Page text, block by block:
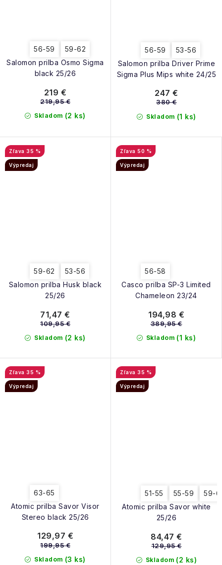
Salomon prilba Osmo Sigma
black 25/26
56-59 59-62
Skladom (2 ks)
219 €
219,95 €
Salomon prilba Driver Prime
Sigma Plus Mips white 24/25
56-59 53-56
Skladom (1 ks)
247 €
380 €
Salomon prilba Husk black
25/26
35 %
Výpredaj
59-62 53-56
Skladom (2 ks)
71,47 €
109,95 €
Casco prilba SP-3 Limited
Chameleon 23/24
50 %
Výpredaj
56-58
Skladom (1 ks)
194,98 €
389,95 €
Atomic prilba Savor Visor
Stereo black 25/26
35 %
Výpredaj
63-65
Skladom (3 ks)
129,97 €
199,95 €
Atomic prilba Savor white
25/26
35 %
Výpredaj
51-55 55-59 59-
Skladom (2 ks)
84,47 €
129,95 €